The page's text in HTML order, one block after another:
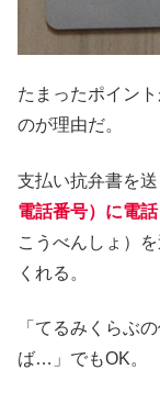
たまったポイン
のが理由だ。
支払い抗弁書を送
電話番号）に電話
こうべんしょ）
くれる。
「てるみくらぶ
ば…」でもOK。